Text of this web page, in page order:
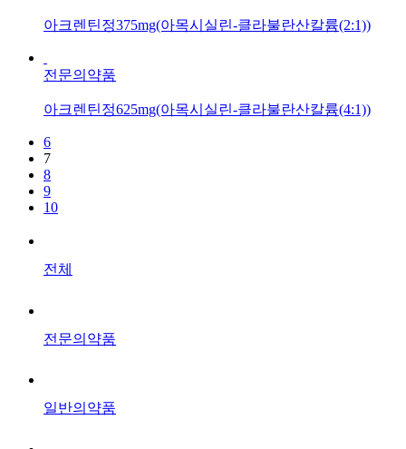
아크렌틴정375mg(아목시실린-클라불란산칼륨(2:1))
전문의약품
아크렌틴정625mg(아목시실린-클라불란산칼륨(4:1))
6
7
8
9
10
전체
전문의약품
일반의약품